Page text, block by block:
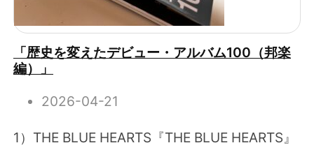
「歴史を変えたデビュー・アルバム100（邦楽
編）」
2026-04-21
1）THE BLUE HEARTS『THE BLUE HEARTS』